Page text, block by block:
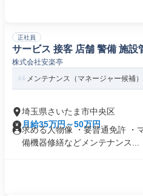
正社員
サービス 接客 店舗 警備 施設
株式会社安楽亭
メンテナンス（マネージャー候補）
埼玉県さいたま市中央区
月給35万円～50万円
求める人物像 ・要普通免許 ・
備機器修繕などメンテナンス...